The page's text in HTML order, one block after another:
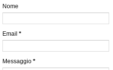
Nome
Email *
Messaggio *